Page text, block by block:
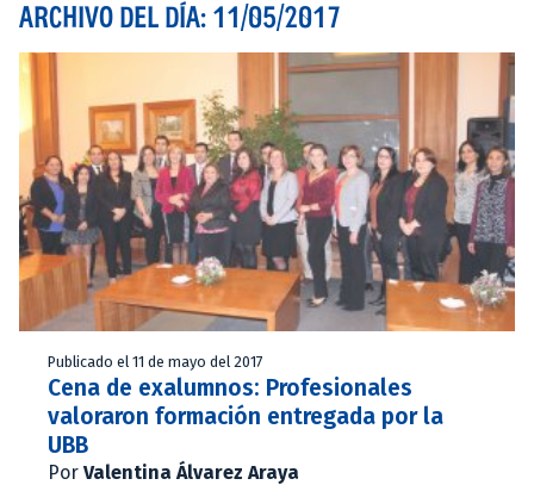
ARCHIVO DEL DÍA: 11/05/2017
Publicado el 11 de mayo del 2017
Cena de exalumnos: Profesionales
valoraron formación entregada por la
UBB
Por Valentina Álvarez Araya